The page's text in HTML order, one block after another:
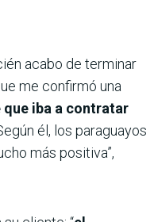
acabo de terminar
me confirmó una
iba a contratar
él, los paraguayos
más positiva”,